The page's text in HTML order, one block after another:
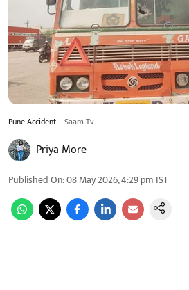
Pune Accident Saam Tv
Priya More
Published On:08 May 2026, 4:29 pm IST